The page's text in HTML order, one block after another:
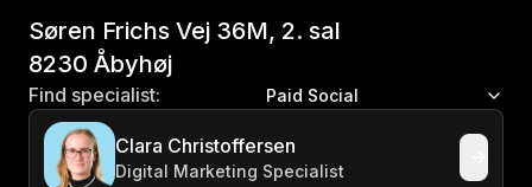
Søren Frichs Vej 36M, 2. sal
8230 Åbyhøj
Find specialist: Paid Social
Clara Christoffersen
Digital Marketing Specialist